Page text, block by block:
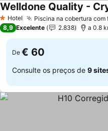
1 Estrelas
Hotel Piscina na cobertura com
Welldone Quality -
8,9 Excelente 2.838 a 0.8
De € 60
Consulte os preços de 9